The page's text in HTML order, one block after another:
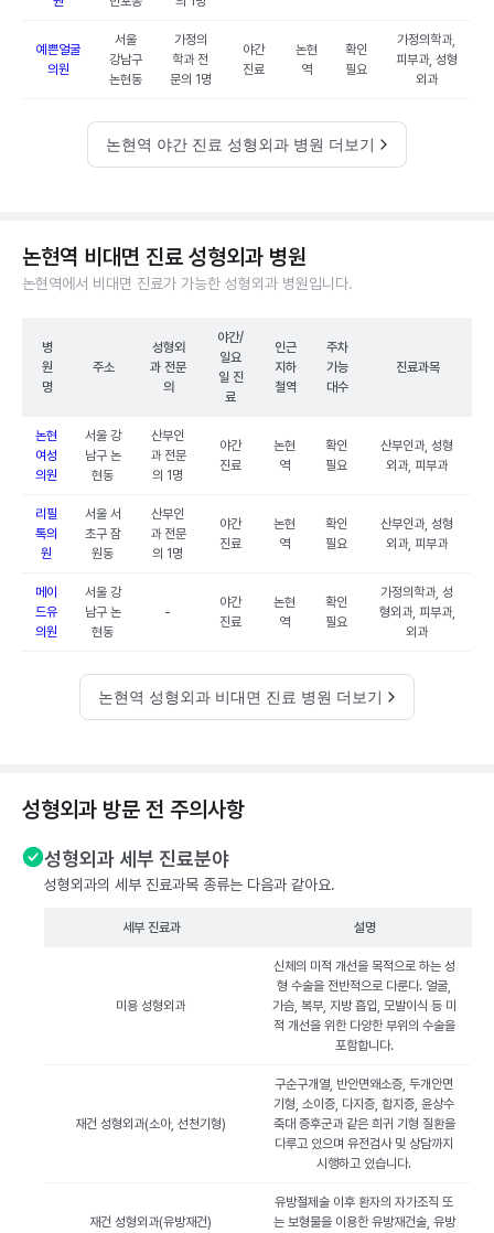
예쁜얼굴
의원
서울
강남구
논현동
가정의
학과 전
문의 1명
야간
진료
논현
역
확인
필요
가정의학과,
피부과, 성형
외과
논현역 야간 진료 성형외과 병원 더보기
논현역 비대면 진료 성형외과 병원
논현역에서 비대면 진료가 가능한 성형외과 병원입니다.
병
원
명
주소
성형외
과 전문
의
야간/
일요
일 진
료
인근
지하
철역
주차
가능
대수
진료과목
논현
여성
의원
서울 강
남구 논
현동
산부인
과 전문
의 1명
야간
진료
논현
역
확인
필요
산부인과, 성형
외과, 피부과
리필
톡의
원
서울 서
초구 잠
원동
산부인
과 전문
의 1명
야간
진료
논현
역
확인
필요
산부인과, 성형
외과, 피부과
메이
드유
의원
서울 강
남구 논
현동
-
야간
진료
논현
역
확인
필요
가정의학과, 성
형외과, 피부과,
외과
논현역 성형외과 비대면 진료 병원 더보기
성형외과 방문 전 주의사항
성형외과 세부 진료분야
성형외과의 세부 진료과목 종류는 다음과 같아요.
세부 진료과 설명
미용 성형외과
신체의 미적 개선을 목적으로 하는 성
형 수술을 전반적으로 다룬다. 얼굴,
가슴, 복부, 지방 흡입, 모발이식 등 미
적 개선을 위한 다양한 부위의 수술을
포함합니다.
재건 성형외과(소아, 선천기형)
구순구개열, 반안면왜소증, 두개안면
기형, 소이증, 다지증, 합지증, 윤상수
축대 증후군과 같은 희귀 기형 질환을
다루고 있으며 유전검사 및 상담까지
시행하고 있습니다.
재건 성형외과(유방재건)
유방절제술 이후 환자의 자가조직 또
는 보형물을 이용한 유방재건술, 유방